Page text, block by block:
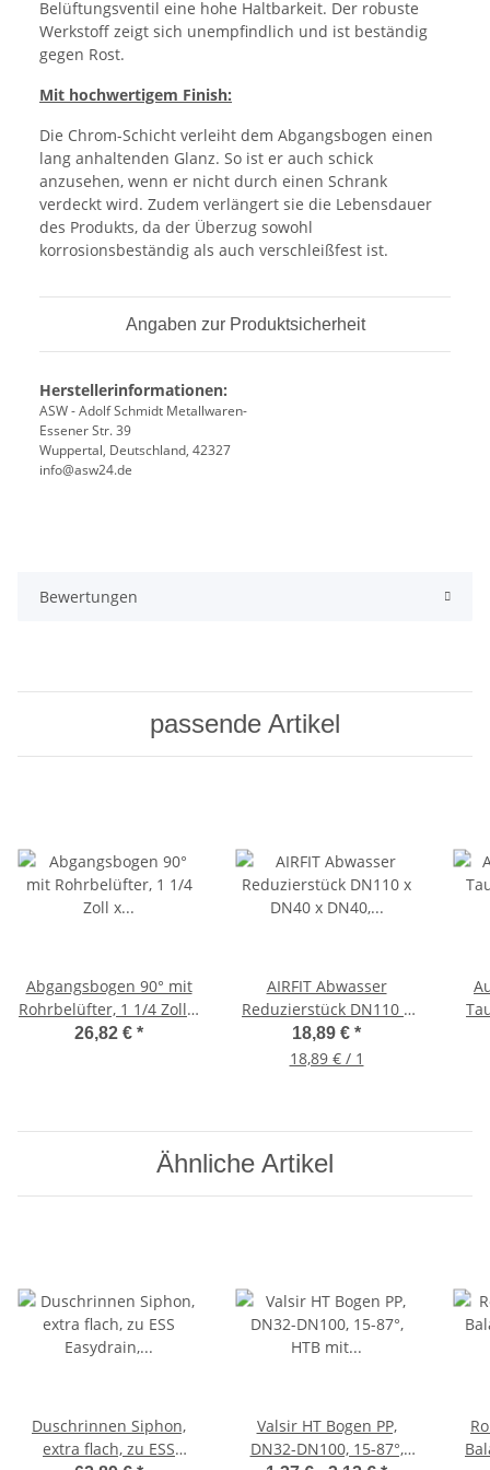
Belüftungsventil eine hohe Haltbarkeit. Der robuste
Werkstoff zeigt sich unempfindlich und ist beständig
gegen Rost.
Mit hochwertigem Finish:
Die Chrom-Schicht verleiht dem Abgangsbogen einen
lang anhaltenden Glanz. So ist er auch schick
anzusehen, wenn er nicht durch einen Schrank
verdeckt wird. Zudem verlängert sie die Lebensdauer
des Produkts, da der Überzug sowohl
korrosionsbeständig als auch verschleißfest ist.
Angaben zur Produktsicherheit
Herstellerinformationen:
ASW - Adolf Schmidt Metallwaren-
Essener Str. 39
Wuppertal, Deutschland, 42327
info@asw24.de
Bewertungen
passende Artikel
Abgangsbogen 90° mit
Rohrbelüfter, 1 1/4 Zoll x
Ø 32 mm x 250 mm,
26,82 € *
AIRFIT Abwasser
Reduzierstück DN110 x
DN40 x DN40,
Doppelreduzierung
18,89 € *
18,89 € / 1
Ähnliche Artikel
Duschrinnen Siphon,
extra flach, zu ESS
Valsir HT Bogen PP,
DN32-DN100, 15-87°,